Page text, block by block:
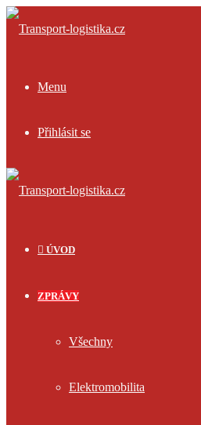
Menu
Přihlásit se
ÚVOD
ZPRÁVY
Všechny
Elektromobilita